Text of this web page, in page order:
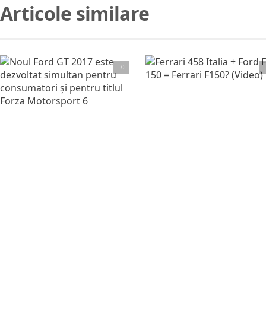
Articole similare
0
Citește articolul complet
Citește articolul complet